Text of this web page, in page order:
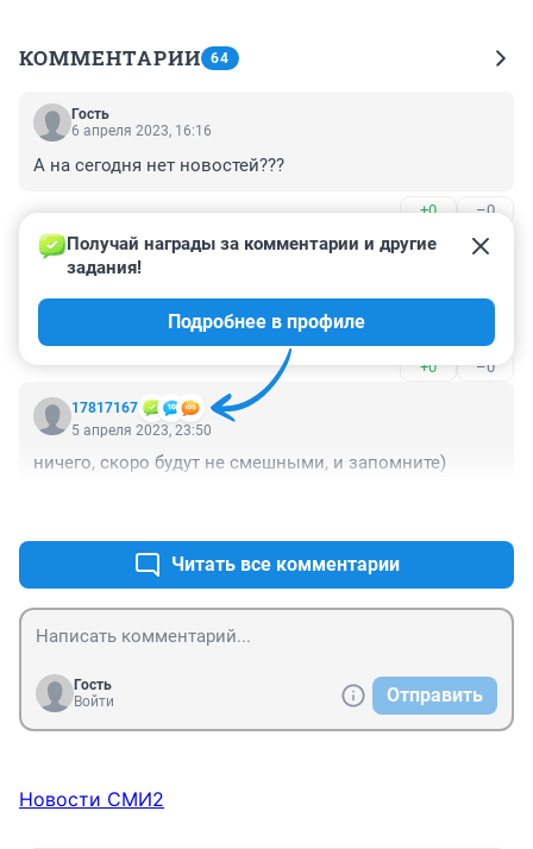
КОММЕНТАРИИ 64
Гость
6 апреля 2023, 16:16
А на сегодня нет новостей???
+0 –0
Гость
6 апреля 2023, 08:36
«Автотор» получает сертификат на «китайский
+0 –0
17817167
Получай награды за комментарии и другие
задания!
Подробнее в профиле
5 апреля 2023, 23:50
ничего, скоро будут не смешными, и запомните)
Читать все комментарии
Гость
Войти
Отправить
Новости СМИ2